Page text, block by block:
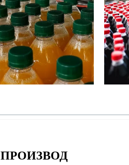
ПРОИЗВОД